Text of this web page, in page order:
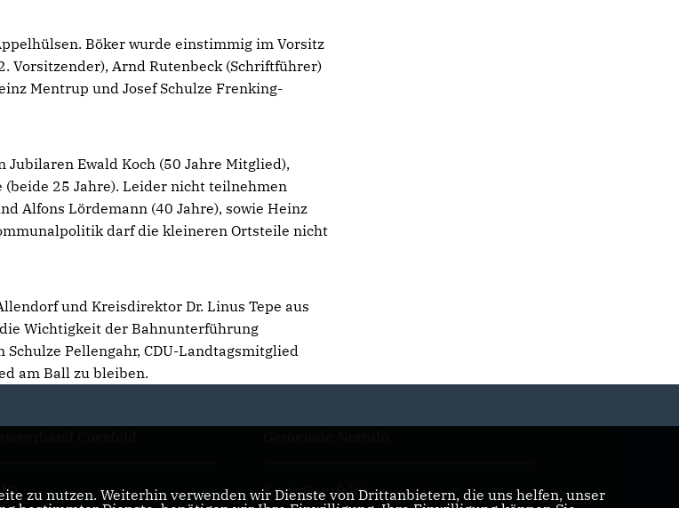
Böker wurde einstimmig im Vorsitz
Vorsitzender), Arnd Rutenbeck (Schriftführer)
Mentrup und Josef Schulze Frenking-
Jubilaren Ewald Koch (50 Jahre Mitglied),
25 Jahre). Leider nicht teilnehmen
Alfons Lördemann (40 Jahre), sowie Heinz
darf die kleineren Ortsteile nicht
und Kreisdirektor Dr. Linus Tepe aus
Wichtigkeit der Bahnunterführung
Pellengahr, CDU-Landtagsmitglied
am Ball zu bleiben.
Kreis Coesfeld
zu nutzen. Weiterhin verwenden wir Dienste von Drittanbietern, die uns helfen, unser